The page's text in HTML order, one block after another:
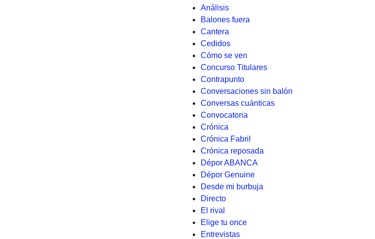
Análisis
Balones fuera
Cantera
Cedidos
Cómo se ven
Concurso Titulares
Contrapunto
Conversaciones sin balón
Conversas cuánticas
Convocatoria
Crónica
Crónica Fabril
Crónica reposada
Dépor ABANCA
Dépor Genuine
Desde mi burbuja
Directo
El rival
Elige tu once
Entrevistas